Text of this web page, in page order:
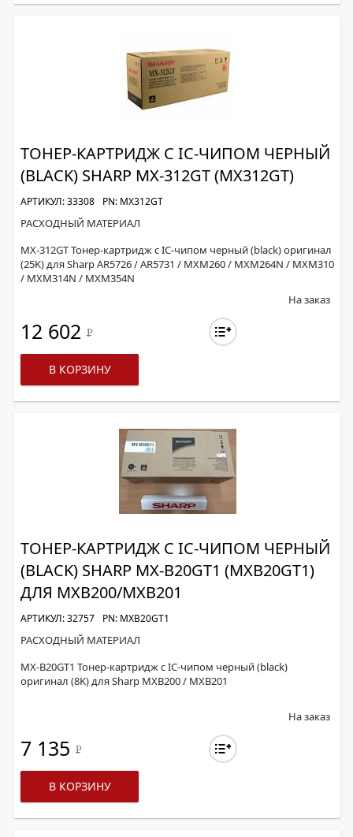
ТОНЕР-КАРТРИДЖ С IC-ЧИПОМ ЧЕРНЫЙ
(BLACK) SHARP MX-312GT (MX312GT)
АРТИКУЛ: 33308 PN: MX312GT
РАСХОДНЫЙ МАТЕРИАЛ
MX-312GT Тонер-картридж с IC-чипом черный (black) оригинал
(25K) для Sharp AR5726 / AR5731 / MXM260 / MXM264N / MXM310
/ MXM314N / MXM354N
На заказ
12 602 Р
В КОРЗИНУ
ТОНЕР-КАРТРИДЖ С IC-ЧИПОМ ЧЕРНЫЙ
(BLACK) SHARP MX-B20GT1 (MXB20GT1)
ДЛЯ MXB200/MXB201
АРТИКУЛ: 32757 PN: MXB20GT1
РАСХОДНЫЙ МАТЕРИАЛ
MX-B20GT1 Тонер-картридж с IC-чипом черный (black)
оригинал (8K) для Sharp MXB200 / MXB201
На заказ
7 135 Р
В КОРЗИНУ